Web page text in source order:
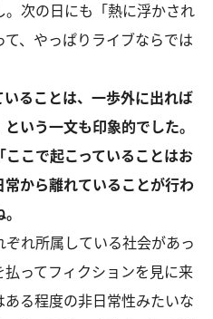
次の日にも「熱に浮かされ
、やっぱりライブならでは
ることは、一歩外に出れば
いう一文も印象的でした。
こで起こっていることはお
から離れていることが行わ
れ所属している社会があっ
ってフィクションを見に来
る程度の非日常性みたいな